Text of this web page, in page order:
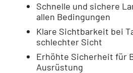
Schnelle und sichere
allen Bedingungen
Klare Sichtbarkeit bei
schlechter Sicht
Erhöhte Sicherheit für
Ausrüstung